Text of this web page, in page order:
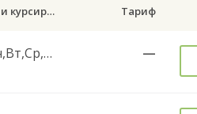
Дни курсирования Тариф
Пн,Вт,Ср,Чт,Пт,Сб —